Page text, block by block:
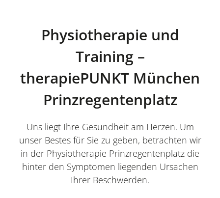
Physiotherapie und
Training –
therapiePUNKT München
Prinzregentenplatz
Uns liegt Ihre Gesundheit am Herzen. Um
unser Bestes für Sie zu geben, betrachten wir
in der Physiotherapie Prinzregentenplatz die
hinter den Symptomen liegenden Ursachen
Ihrer Beschwerden.